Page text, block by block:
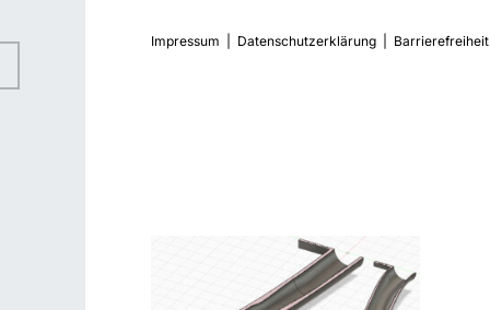
Impressum Datenschutzerklärung Barrierefreiheit